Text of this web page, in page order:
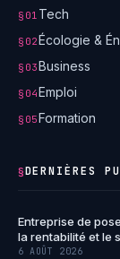
§01 Tech
§02 Écologie &
§03 Business
§04 Emploi
§05 Formation
§DERNIÈRES
Entreprise de
la rentabilité et le
6 AOÛT 2026